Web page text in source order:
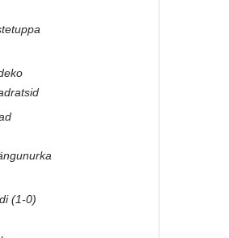
(1-0)